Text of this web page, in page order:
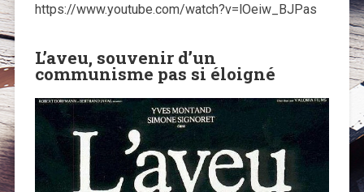
https://www.youtube.com/watch?v=lOeiw_BJPas
L’aveu, souvenir d’un
communisme pas si éloigné